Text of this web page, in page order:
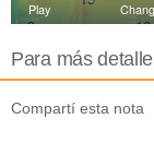
Para más
Compartí esta nota